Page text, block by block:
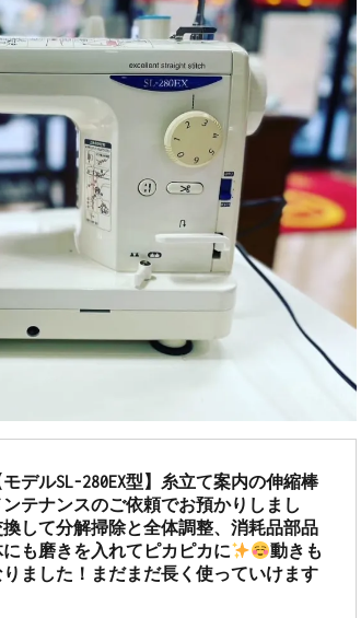
デルSL-280EX型】糸立て案内の伸縮棒
テナンスのご依頼でお預かりしまし
して分解掃除と全体調整、消耗品部品
も磨きを入れてピカピカに
動きも
ました！まだまだ長く使っていけます